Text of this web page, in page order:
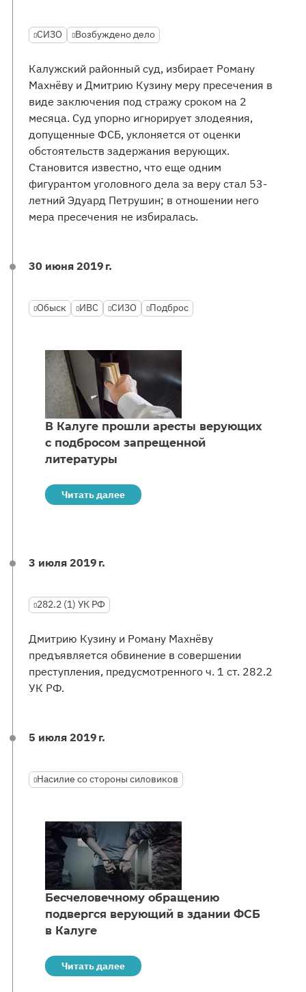
СИЗО Возбуждено дело
Калужский районный суд, избирает Роману
Махнёву и Дмитрию Кузину меру пресечения в
виде заключения под стражу сроком на 2
месяца. Суд упорно игнорирует злодеяния,
допущенные ФСБ, уклоняется от оценки
обстоятельств задержания верующих.
Становится известно, что еще одним
фигурантом уголовного дела за веру стал 53-
летний Эдуард Петрушин; в отношении него
мера пресечения не избиралась.
30 июня 2019 г.
Обыск ИВС СИЗО Подброс
В Калуге прошли аресты верующих
с подбросом запрещенной
литературы
Читать далее
3 июля 2019 г.
282.2 (1) УК РФ
Дмитрию Кузину и Роману Махнёву
предъявляется обвинение в совершении
преступления, предусмотренного ч. 1 ст. 282.2
УК РФ.
5 июля 2019 г.
Насилие со стороны силовиков
Бесчеловечному обращению
подвергся верующий в здании ФСБ
в Калуге
Читать далее